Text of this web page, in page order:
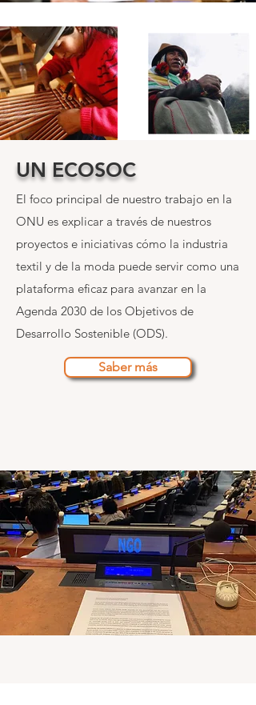
UN ECOSOC
​El foco principal de nuestro trabajo en la
ONU es explicar a través de nuestros
proyectos e iniciativas cómo la industria
textil y de la moda puede servir como una
plataforma eficaz para avanzar en la
Agenda 2030 de los Objetivos de
Desarrollo Sostenible (ODS).
Saber más